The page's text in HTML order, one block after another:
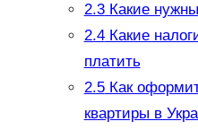
2.3Какие
2.4Какие
платить
2.5Как
квартиры в